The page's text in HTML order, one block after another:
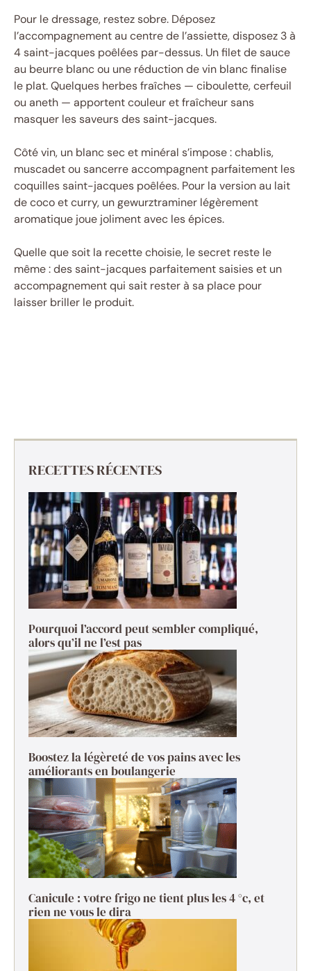
Pour le dressage, restez sobre. Déposez
l’accompagnement au centre de l’assiette, disposez 3 à
4 saint-jacques poêlées par-dessus. Un filet de sauce
au beurre blanc ou une réduction de vin blanc finalise
le plat. Quelques herbes fraîches — ciboulette, cerfeuil
ou aneth — apportent couleur et fraîcheur sans
masquer les saveurs des saint-jacques.
Côté vin, un blanc sec et minéral s’impose : chablis,
muscadet ou sancerre accompagnent parfaitement les
coquilles saint-jacques poêlées. Pour la version au lait
de coco et curry, un gewurztraminer légèrement
aromatique joue joliment avec les épices.
Quelle que soit la recette choisie, le secret reste le
même : des saint-jacques parfaitement saisies et un
accompagnement qui sait rester à sa place pour
laisser briller le produit.
RECETTES RÉCENTES
Pourquoi l’accord peut sembler compliqué,
alors qu’il ne l’est pas
Boostez la légèreté de vos pains avec les
améliorants en boulangerie
Canicule : votre frigo ne tient plus les 4 °c, et
rien ne vous le dira